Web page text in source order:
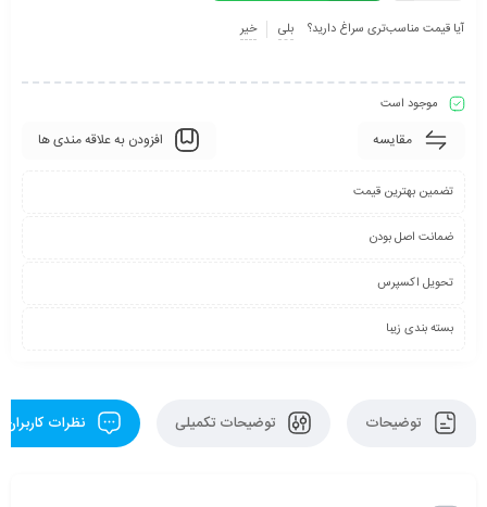
آیا قیمت مناسب‌تری سراغ دارید؟ بلی خیر
موجود است
مقایسه افزودن به علاقه مندی ها
تضمین بهترین قیمت
ضمانت اصل بودن
تحویل اکسپرس
بسته بندی زیبا
توضیحات توضیحات تکمیلی نظرات کاربران